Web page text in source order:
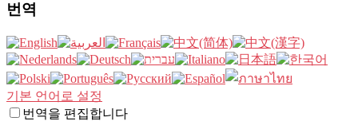
번역
기본 언어로 설정
번역을 편집합니다